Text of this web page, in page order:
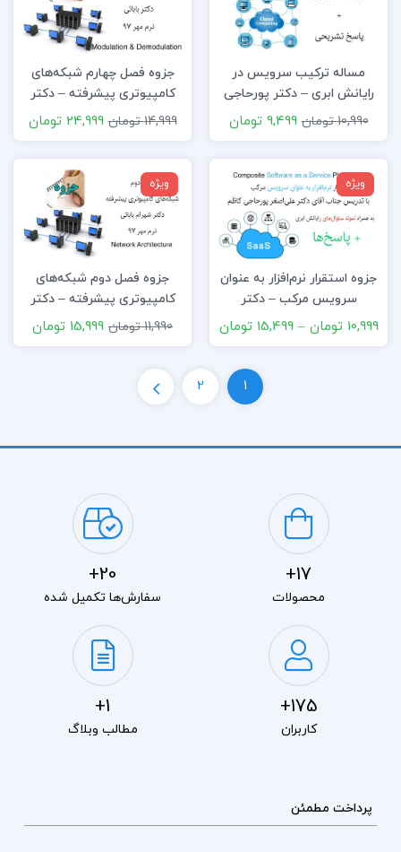
مساله ترکیب سرویس در
رایانش ابری – دکتر پورحاجی
کاظم
10,990 تومان 9,499 تومان
جزوه فصل چهارم شبکه‌های
کامپیوتری پیشرفته – دکتر
بابایی
14,999 تومان 24,999 تومان
ویژه
جزوه استقرار نرم‌افزار به عنوان
سرویس مرکب – دکتر
پورحاجی کاظم
10,999 تومان –15,499 تومان
ویژه
جزوه فصل دوم شبکه‌های
کامپیوتری پیشرفته – دکتر
بابایی
11,990 تومان 15,999 تومان
1
2
17+
محصولات
20+
سفارش‌ها تکمیل شده
175+
کاربران
1+
مطالب وبلاگ
پرداخت مطمئن